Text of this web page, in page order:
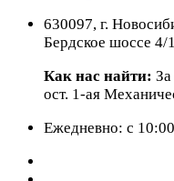
630097, г.
Бердское шоссе 4/1
Как нас найти:
ост. 1-ая
Ежедневно: с